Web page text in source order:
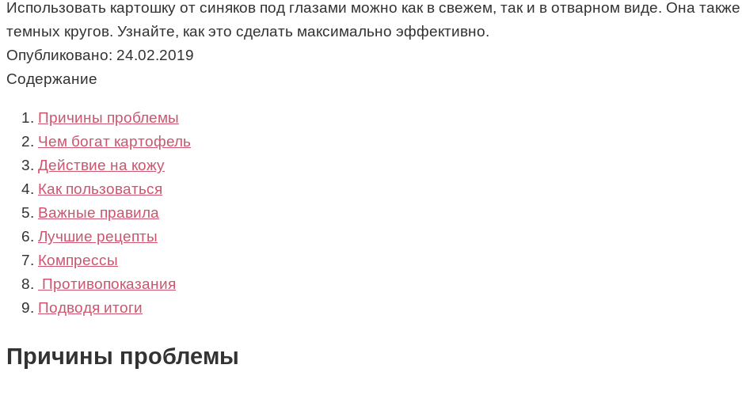
Использовать картошку от синяков под глазами можно как в свежем, так и в отварном виде. Она
темных кругов. Узнайте, как это сделать максимально эффективно.
Опубликовано: 24.02.2019
Содержание
Причины проблемы
Чем богат картофель
Действие на кожу
Как пользоваться
Важные правила
Лучшие рецепты
Компрессы
Противопоказания
Подводя итоги
Причины проблемы